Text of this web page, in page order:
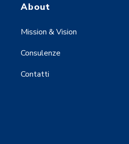
About
Mission & Vision
Consulenze
Contatti